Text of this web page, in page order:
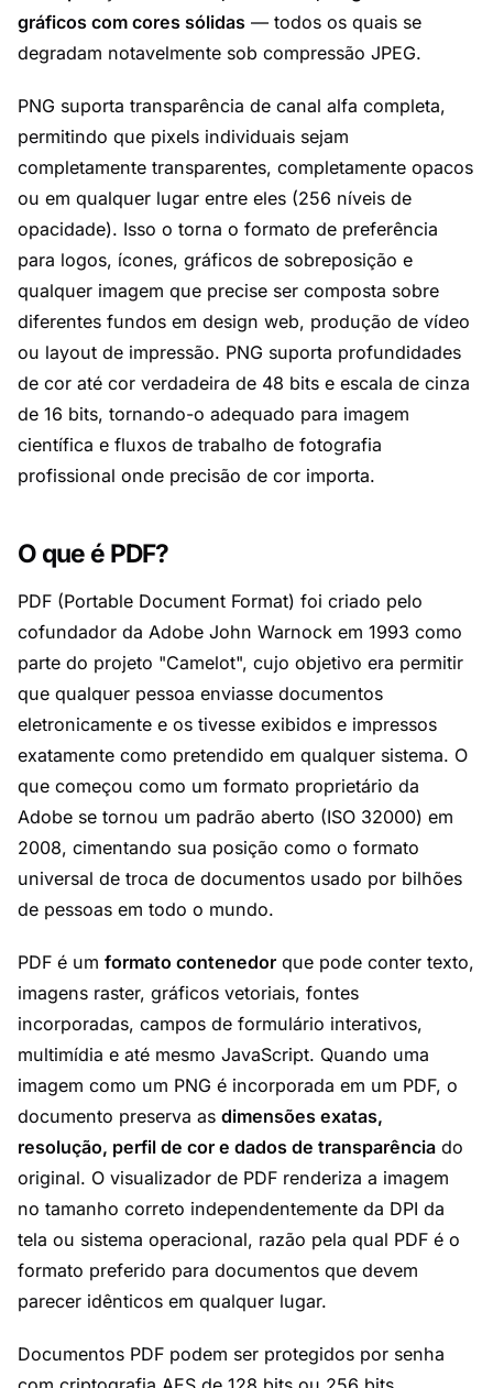
gráficos com cores sólidas — todos os quais se
degradam notavelmente sob compressão JPEG.
PNG suporta transparência de canal alfa completa,
permitindo que pixels individuais sejam
completamente transparentes, completamente opacos
ou em qualquer lugar entre eles (256 níveis de
opacidade). Isso o torna o formato de preferência
para logos, ícones, gráficos de sobreposição e
qualquer imagem que precise ser composta sobre
diferentes fundos em design web, produção de vídeo
ou layout de impressão. PNG suporta profundidades
de cor até cor verdadeira de 48 bits e escala de cinza
de 16 bits, tornando-o adequado para imagem
científica e fluxos de trabalho de fotografia
profissional onde precisão de cor importa.
O que é PDF?
PDF (Portable Document Format) foi criado pelo
cofundador da Adobe John Warnock em 1993 como
parte do projeto "Camelot", cujo objetivo era permitir
que qualquer pessoa enviasse documentos
eletronicamente e os tivesse exibidos e impressos
exatamente como pretendido em qualquer sistema. O
que começou como um formato proprietário da
Adobe se tornou um padrão aberto (ISO 32000) em
2008, cimentando sua posição como o formato
universal de troca de documentos usado por bilhões
de pessoas em todo o mundo.
PDF é um formato contenedor que pode conter texto,
imagens raster, gráficos vetoriais, fontes
incorporadas, campos de formulário interativos,
multimídia e até mesmo JavaScript. Quando uma
imagem como um PNG é incorporada em um PDF, o
documento preserva as dimensões exatas,
resolução, perfil de cor e dados de transparência do
original. O visualizador de PDF renderiza a imagem
no tamanho correto independentemente da DPI da
tela ou sistema operacional, razão pela qual PDF é o
formato preferido para documentos que devem
parecer idênticos em qualquer lugar.
Documentos PDF podem ser protegidos por senha